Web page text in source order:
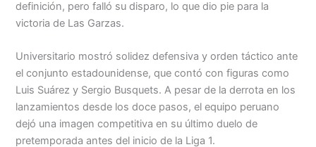
definición, pero falló su disparo, lo que dio pie para la
victoria de Las Garzas.
Universitario mostró solidez defensiva y orden táctico ante
el conjunto estadounidense, que contó con figuras como
Luis Suárez y Sergio Busquets. A pesar de la derrota en los
lanzamientos desde los doce pasos, el equipo peruano
dejó una imagen competitiva en su último duelo de
pretemporada antes del inicio de la Liga 1.